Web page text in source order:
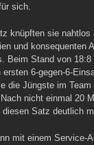
sich.
knüpften sie nahtlos
und konsequenten
Beim Stand von
6-gegen-6-
die Jüngste im
nicht einmal 20
Satz deutlich
mit einem Service-